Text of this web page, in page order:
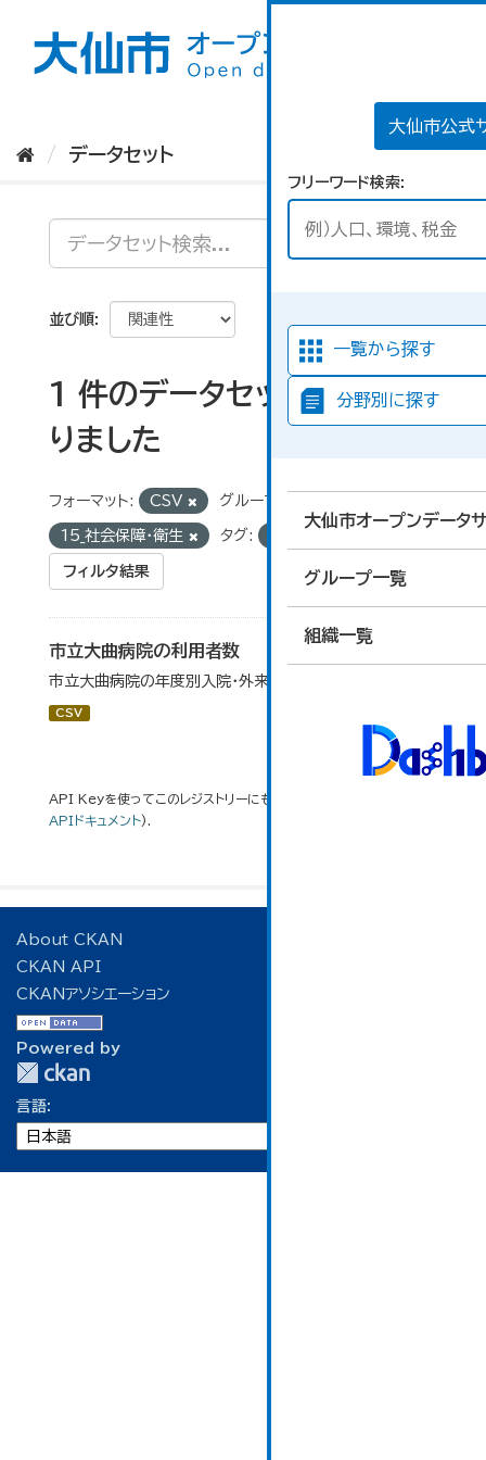
大仙市公式
フリーワード検索
一覧から探す
分野別に探す
大仙市オープンデータ
グループ一覧
組織一覧
データセット
並び順
1 件のデータセットが見つか
りました
フォーマット: CSV グループ:
15_社会保障・衛生 タグ:
フィルタ結果
市立大曲病院の利用者数
市立大曲病院の年度別入院・外来患者数です。
CSV
API Keyを使ってこのレジストリーにもアクセス可能です
APIドキュメント).
About CKAN
CKAN API
CKANアソシエーション
Powered by
言語